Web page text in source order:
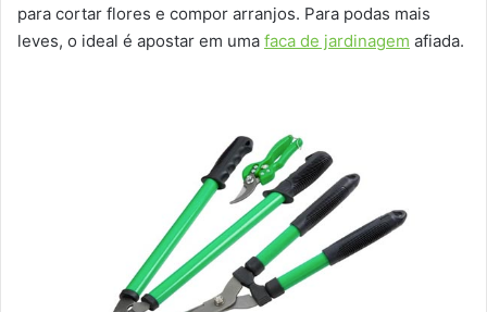
para cortar flores e compor arranjos. Para podas mais
leves, o ideal é apostar em uma faca de jardinagem afiada.